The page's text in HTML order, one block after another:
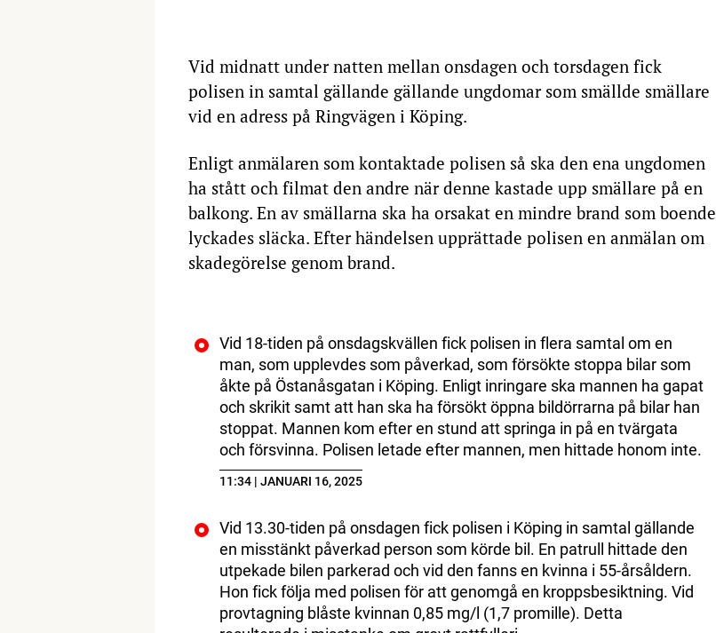
Vid midnatt under natten mellan onsdagen och torsdagen fick
polisen in samtal gällande gällande ungdomar som smällde smällare
vid en adress på Ringvägen i Köping.
Enligt anmälaren som kontaktade polisen så ska den ena ungdomen
ha stått och filmat den andre när denne kastade upp smällare på en
balkong. En av smällarna ska ha orsakat en mindre brand som boende
lyckades släcka. Efter händelsen upprättade polisen en anmälan om
skadegörelse genom brand.
Vid 18-tiden på onsdagskvällen fick polisen in flera samtal om en
man, som upplevdes som påverkad, som försökte stoppa bilar som
åkte på Östanåsgatan i Köping. Enligt inringare ska mannen ha gapat
och skrikit samt att han ska ha försökt öppna bildörrarna på bilar han
stoppat. Mannen kom efter en stund att springa in på en tvärgata
och försvinna. Polisen letade efter mannen, men hittade honom inte.
11:34 | JANUARI 16, 2025
Vid 13.30-tiden på onsdagen fick polisen i Köping in samtal gällande
en misstänkt påverkad person som körde bil. En patrull hittade den
utpekade bilen parkerad och vid den fanns en kvinna i 55-årsåldern.
Hon fick följa med polisen för att genomgå en kroppsbesiktning. Vid
provtagning blåste kvinnan 0,85 mg/l (1,7 promille). Detta